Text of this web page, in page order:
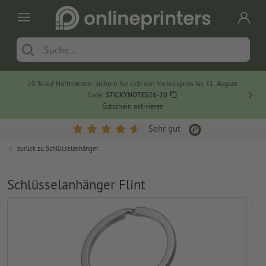
20 % auf Haftnotizen: Sichern Sie sich den Vorteilspreis bis 31. August.
Code: STICKYNOTES26-20
Gutschein aktivieren
Sehr gut
zurück zu Schlüsselanhänger
Schlüsselanhänger Flint